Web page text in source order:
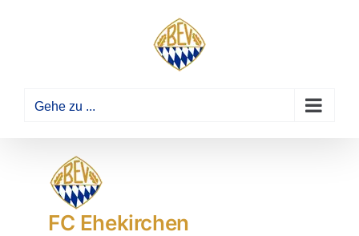
Gehe zu ...
FC Ehekirchen